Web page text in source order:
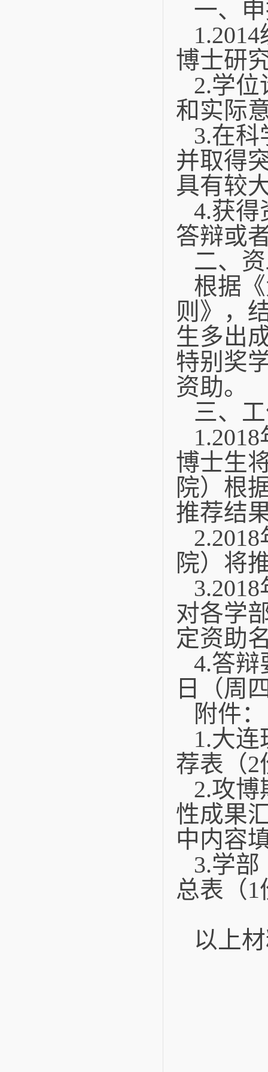
一、
1.2014
博士研
2.学位
和实际
3.在科
并取得
具有较
4.获得
答辩或
二、
根据
则》，
生多出
特别奖
资助。
三、
1.2018
博士生
院）根
推荐结
2.2018
院）将
3.2018
对各学
定资助
4.答辩
日（周
附件：
1.大连
荐表（2
2.攻博
性成果
中内容
3.学部
总表（1
以上